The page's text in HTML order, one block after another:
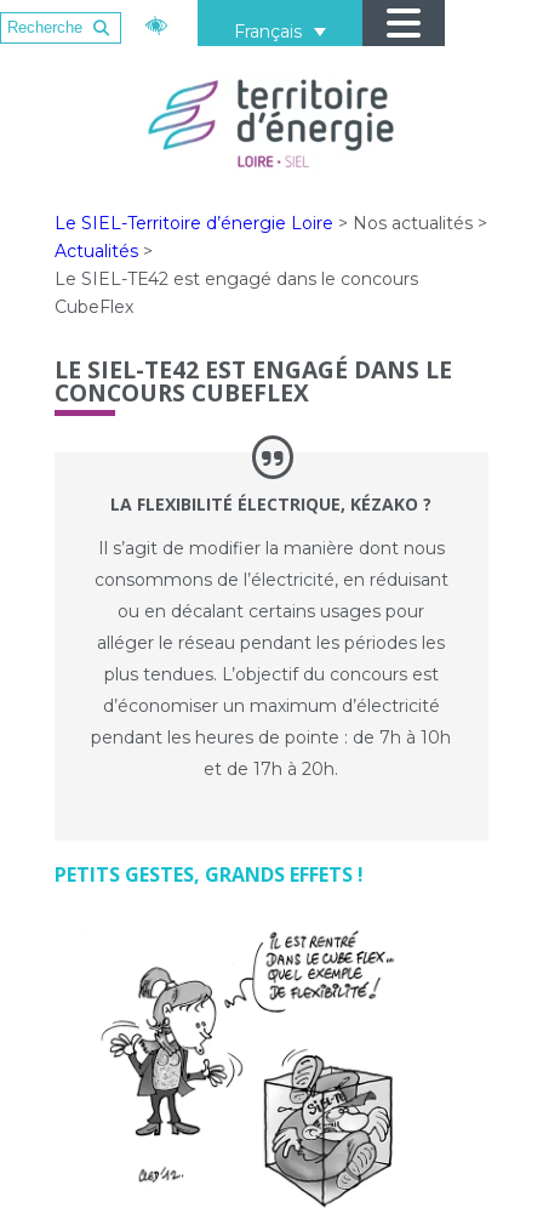
Français
Le SIEL-Territoire d’énergie Loire > Nos actualités>
Actualités >
Le SIEL-TE42 est engagé dans le concours
CubeFlex
LE SIEL-TE42 EST ENGAGÉ DANS LE
CONCOURS CUBEFLEX
LA FLEXIBILITÉ ÉLECTRIQUE, KÉZAKO ?
Il s’agit de modifier la manière dont nous
consommons de l’électricité, en réduisant
ou en décalant certains usages pour
alléger le réseau pendant les périodes les
plus tendues. L’objectif du concours est
d’économiser un maximum d’électricité
pendant les heures de pointe : de 7h à 10h
et de 17h à 20h.
PETITS GESTES, GRANDS EFFETS !